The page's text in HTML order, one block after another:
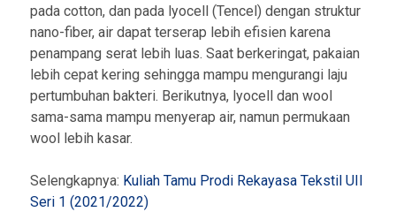
pada cotton, dan pada lyocell (Tencel) dengan struktur
nano-fiber, air dapat terserap lebih efisien karena
penampang serat lebih luas. Saat berkeringat, pakaian
lebih cepat kering sehingga mampu mengurangi laju
pertumbuhan bakteri. Berikutnya, lyocell dan wool
sama-sama mampu menyerap air, namun permukaan
wool lebih kasar.
Selengkapnya: Kuliah Tamu Prodi Rekayasa Tekstil UII
Seri 1 (2021/2022)